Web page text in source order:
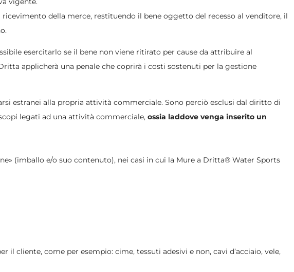
della merce, restituendo il bene oggetto del recesso al venditore, il
esercitarlo se il bene non viene ritirato per cause da attribuire al
applicherà una penale che coprirà i costi sostenuti per la gestione
estranei alla propria attività commerciale. Sono perciò esclusi dal diritto di
legati ad una attività commerciale, ossia laddove venga inserito un
(imballo e/o suo contenuto), nei casi in cui la Mure a Dritta® Water Sports
cliente, come per esempio: cime, tessuti adesivi e non, cavi d’acciaio, vele,